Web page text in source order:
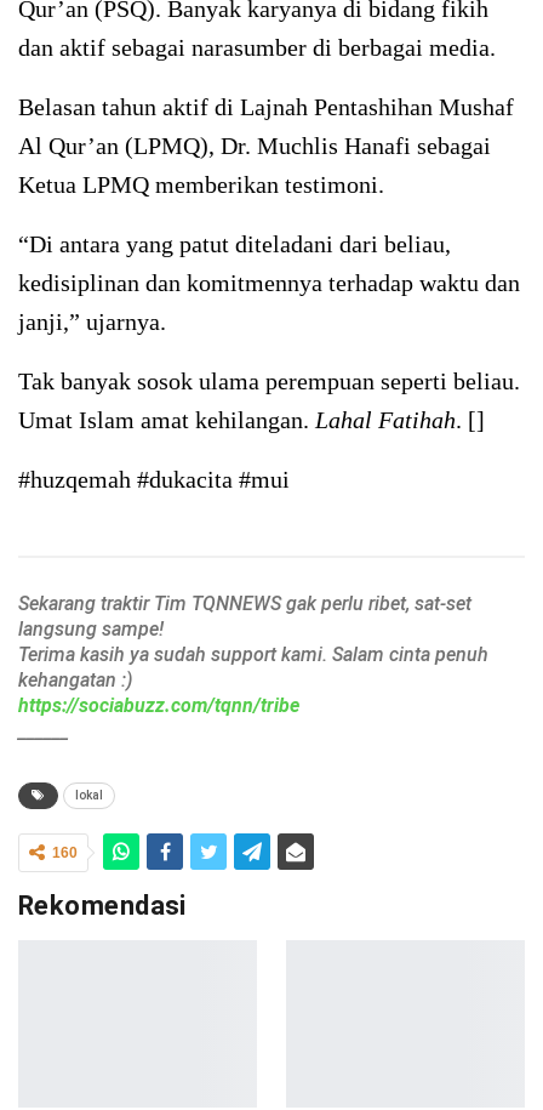
Qur’an (PSQ). Banyak karyanya di bidang fikih
dan aktif sebagai narasumber di berbagai media.
Belasan tahun aktif di Lajnah Pentashihan Mushaf
Al Qur’an (LPMQ), Dr. Muchlis Hanafi sebagai
Ketua LPMQ memberikan testimoni.
“Di antara yang patut diteladani dari beliau,
kedisiplinan dan komitmennya terhadap waktu dan
janji,” ujarnya.
Tak banyak sosok ulama perempuan seperti beliau.
Umat Islam amat kehilangan. Lahal Fatihah. []
#huzqemah #dukacita #mui
Sekarang traktir Tim TQNNEWS gak perlu ribet, sat-set
langsung sampe!
Terima kasih ya sudah support kami. Salam cinta penuh
kehangatan :)
https://sociabuzz.com/tqnn/tribe
lokal
160
Rekomendasi